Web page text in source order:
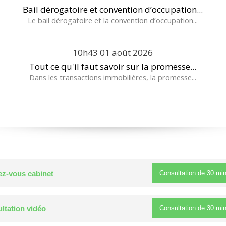
Bail dérogatoire et convention d’occupation...
Le bail dérogatoire et la convention d’occupation...
10h43 01 août 2026
Tout ce qu'il faut savoir sur la promesse...
Dans les transactions immobilières, la promesse...
vous cabinet Consultation de 30 min
vidéo Consultation de 30 min